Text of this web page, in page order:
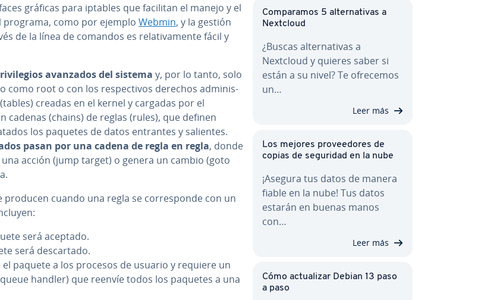
gráficas para iptables que facilitan el manejo y el
como por ejemplo Webmin, y la gestión
de la línea de comandos es re­la­ti­va­me­n­te fácil y
avanzados del sistema y, por lo tanto, solo
como root o con los re­s­pe­c­ti­vos derechos ad­mi­ni­s­
creadas en el kernel y cargadas por el
cadenas (chains) de reglas (rules), que definen
los paquetes de datos entrantes y salientes.
pasan por una cadena de regla en regla, donde
acción (jump target) o genera un cambio (goto
producen cuando una regla se co­rre­s­po­n­de con un
será aceptado.
será de­s­ca­r­ta­do.
el paquete a los procesos de usuario y requiere un
handler) que reenvíe todos los paquetes a una
Co­m­pa­ra­mos 5 al­te­r­na­ti­vas a
Nextcloud
¿Buscas al­te­r­na­ti­vas a
Nextcloud y quieres saber si
están a su nivel? Te ofrecemos
un…
Leer más
Los mejores pro­vee­do­res de
copias de seguridad en la nube
¡Asegura tus datos de manera
fiable en la nube! Tus datos
estarán en buenas manos
con…
Leer más
Cómo ac­tua­li­zar Debian 13 paso
a paso